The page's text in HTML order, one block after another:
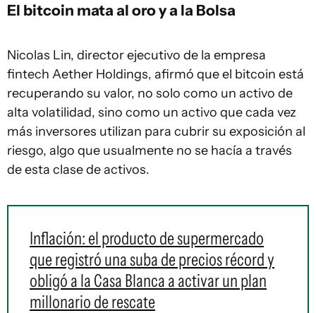
El bitcoin mata al oro y a la Bolsa
Nicolas Lin, director ejecutivo de la empresa
fintech Aether Holdings, afirmó que el bitcoin está
recuperando su valor, no solo como un activo de
alta volatilidad, sino como un activo que cada vez
más inversores utilizan para cubrir su exposición al
riesgo, algo que usualmente no se hacía a través
de esta clase de activos.
Inflación: el producto de supermercado
que registró una suba de precios récord y
obligó a la Casa Blanca a activar un plan
millonario de rescate